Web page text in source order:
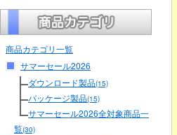
商品カテゴリ一覧
サマーセール2026
ダウンロード製品(15)
パッケージ製品(15)
サマーセール2026全対象商品一
覧(30)